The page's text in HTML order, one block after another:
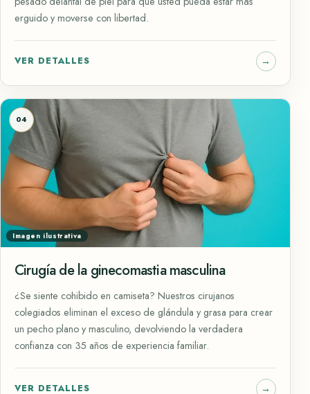
erguido y moverse con libertad.
VER DETALLES
04
Imagen ilustrativa
Cirugía de la ginecomastia masculina
¿Se siente cohibido en camiseta? Nuestros cirujanos
colegiados eliminan el exceso de glándula y grasa para crear
un pecho plano y masculino, devolviendo la verdadera
confianza con 35 años de experiencia familiar.
VER DETALLES